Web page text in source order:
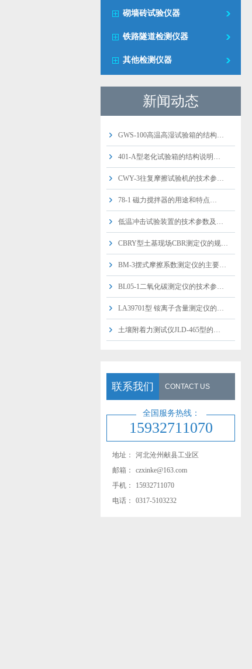
砌墙砖试验仪器
铁路隧道检测仪器
其他检测仪器
新闻动态
GWS-100高温高湿试验箱的结构…
401-A型老化试验箱的结构说明…
CWY-3往复摩擦试验机的技术参…
78-1 磁力搅拌器的用途和特点…
低温冲击试验装置的技术参数及…
CBRY型土基现场CBR测定仪的规…
BM-3摆式摩擦系数测定仪的主要…
BL05-1二氧化碳测定仪的技术参…
LA39701型 铵离子含量测定仪的…
土壤附着力测试仪JLD-465型的…
联系我们 CONTACT US
15932711070
全国服务热线：
地址：
河北沧州献县工业区
邮箱：
czxinke@163.com
手机：
15932711070
电话：
0317-5103232